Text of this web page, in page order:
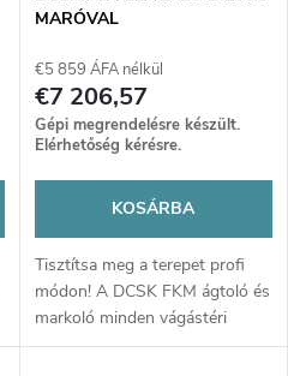
MARÓVAL
€5 859 ÁFA nélkül
€7 206,57
Gépi megrendelésre készült.
Elérhetőség kérésre.
KOSÁRBA
Tisztítsa meg a terepet profi
módon! A DCSK FKM ágtoló és
markoló minden vágástéri
maradványt legyőz. Az extrém